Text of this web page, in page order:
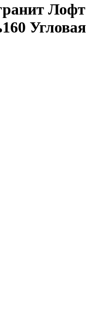
Лофт
Угловая